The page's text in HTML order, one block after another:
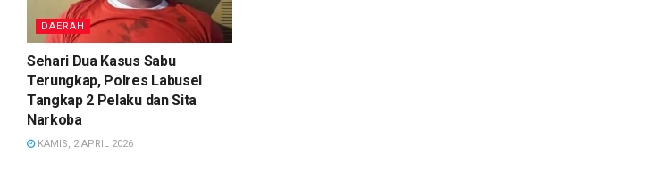
DAERAH
Sehari Dua Kasus Sabu
Terungkap, Polres Labusel
Tangkap 2 Pelaku dan Sita
Narkoba
KAMIS, 2 APRIL 2026